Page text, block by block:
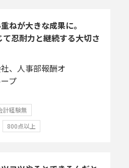
ねが大きな成果に。
て忍耐力と継続する大切さ
、人事部報酬オ
プ
計経験無
800点以上